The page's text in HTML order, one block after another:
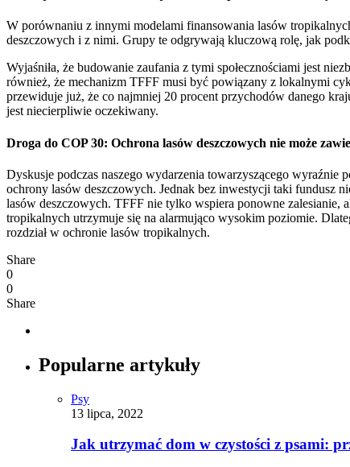
W porównaniu z innymi modelami finansowania lasów
deszczowych i z nimi. Grupy te odgrywają kluczową rolę, jak
Wyjaśniła, że budowanie zaufania z tymi społecznościami jest
również, że mechanizm TFFF musi być powiązany z lokalnymi
przewiduje już, że co najmniej 20 procent przychodów danego
jest niecierpliwie oczekiwany.
Droga do COP 30: Ochrona lasów deszczowych nie może
Dyskusje podczas naszego wydarzenia towarzyszącego wyraźnie
ochrony lasów deszczowych. Jednak bez inwestycji taki fundusz
lasów deszczowych. TFFF nie tylko wspiera ponowne
tropikalnych utrzymuje się na alarmująco wysokim poziomie.
rozdział w ochronie lasów tropikalnych.
Share
0
0
Share
Popularne artykuły
Psy
13 lipca, 2022
Jak utrzymać dom w czystości z psami: